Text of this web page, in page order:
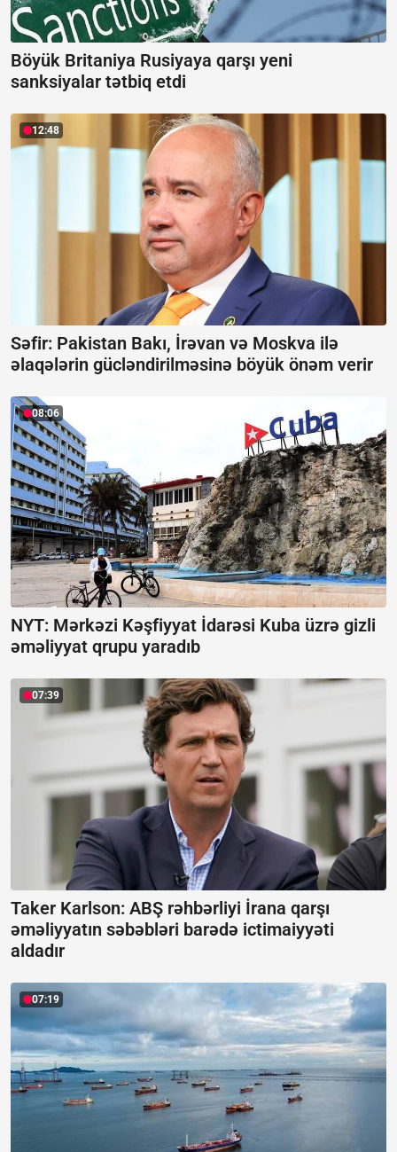
Böyük Britaniya Rusiyaya qarşı yeni
sanksiyalar tətbiq etdi
12:48
Səfir: Pakistan Bakı, İrəvan və Moskva ilə
əlaqələrin gücləndirilməsinə böyük önəm verir
08:06
NYT: Mərkəzi Kəşfiyyat İdarəsi Kuba üzrə gizli
əməliyyat qrupu yaradıb
07:39
Taker Karlson: ABŞ rəhbərliyi İrana qarşı
əməliyyatın səbəbləri barədə ictimaiyyəti
aldadır
07:19